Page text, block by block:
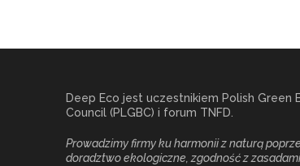
Deep Eco jest uczestnikiem Polish Green
Council (PLGBC) i forum TNFD.
Prowadzimy firmy ku harmonii z naturą
doradztwo ekologiczne, zgodność z